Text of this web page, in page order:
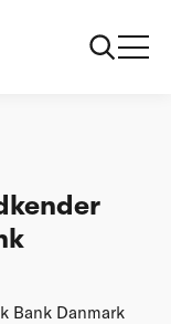
Bank Danmark